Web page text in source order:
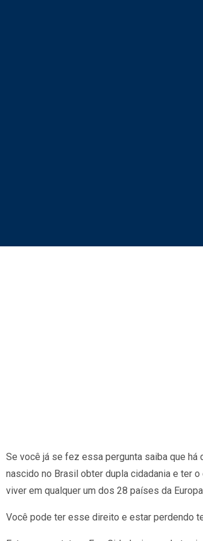
Se você já se fez essa pergunta saiba que há
nascido no Brasil obter dupla cidadania e ter
viver em qualquer um dos 28 países da
Você pode ter esse direito e estar perdendo